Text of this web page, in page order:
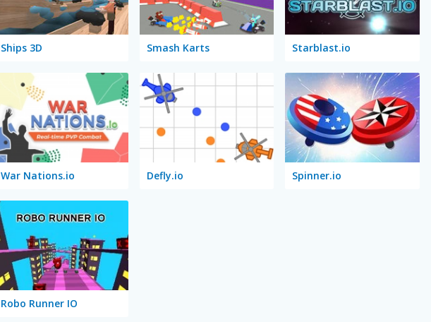
Ships 3D Smash Karts Starblast.io
War Nations.io Defly.io Spinner.io
Robo Runner IO